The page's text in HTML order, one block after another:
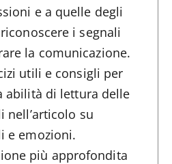
e a quelle degli
i segnali
la comunicazione.
utili e consigli per
abilità di lettura delle
nell’articolo su
e emozioni.
più approfondita